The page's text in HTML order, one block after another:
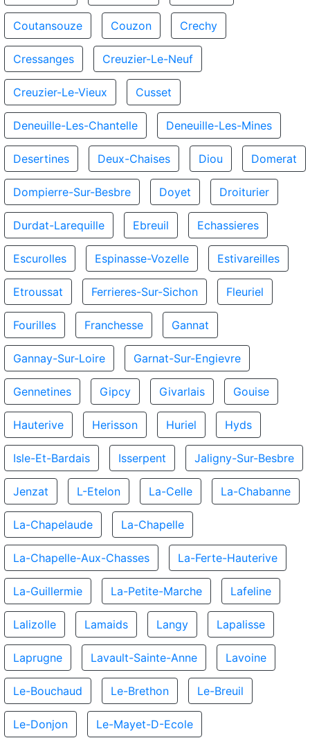
Coutansouze Couzon Crechy
Cressanges Creuzier-Le-Neuf
Creuzier-Le-Vieux Cusset
Deneuille-Les-Chantelle Deneuille-Les-Mines
Desertines Deux-Chaises Diou Domerat
Dompierre-Sur-Besbre Doyet Droiturier
Durdat-Larequille Ebreuil Echassieres
Escurolles Espinasse-Vozelle Estivareilles
Etroussat Ferrieres-Sur-Sichon Fleuriel
Fourilles Franchesse Gannat
Gannay-Sur-Loire Garnat-Sur-Engievre
Gennetines Gipcy Givarlais Gouise
Hauterive Herisson Huriel Hyds
Isle-Et-Bardais Isserpent Jaligny-Sur-Besbre
Jenzat L-Etelon La-Celle La-Chabanne
La-Chapelaude La-Chapelle
La-Chapelle-Aux-Chasses La-Ferte-Hauterive
La-Guillermie La-Petite-Marche Lafeline
Lalizolle Lamaids Langy Lapalisse
Laprugne Lavault-Sainte-Anne Lavoine
Le-Bouchaud Le-Brethon Le-Breuil
Le-Donjon Le-Mayet-D-Ecole